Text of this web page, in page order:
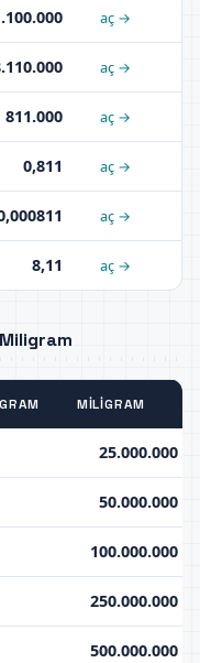
aç →
aç →
811.000 aç →
0,811 aç →
aç →
8,11 aç →
MILIGRAM
25.000.000
50.000.000
100.000.000
250.000.000
500.000.000